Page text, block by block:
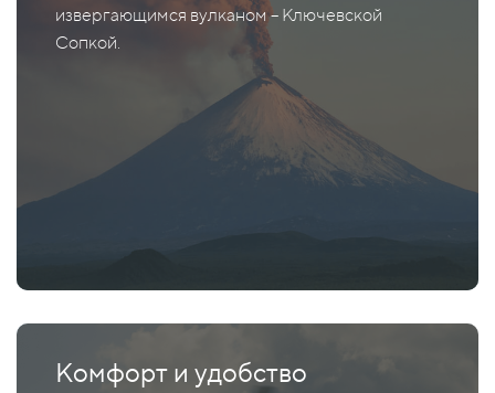
извергающимся вулканом – Ключевской
Сопкой.
Комфорт и удобство